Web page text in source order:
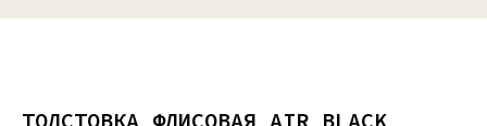
ТОЛСТОВКА ФЛИСОВАЯ AIR BLACK